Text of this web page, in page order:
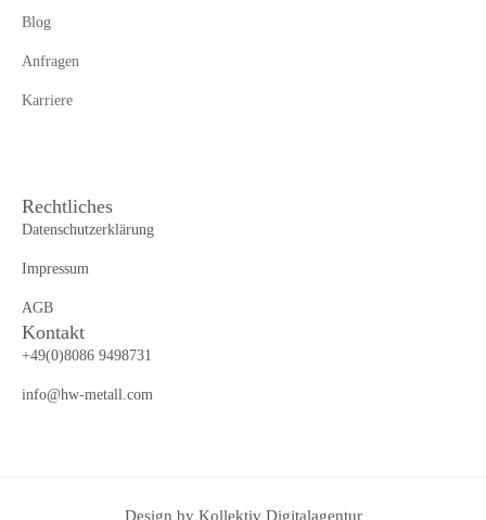
Blog
Anfragen
Karriere
Rechtliches
Datenschutzerklärung
Impressum
AGB
Kontakt
+49(0)8086 9498731
info@hw-metall.com
Design by Kollektiv Digitalagentur